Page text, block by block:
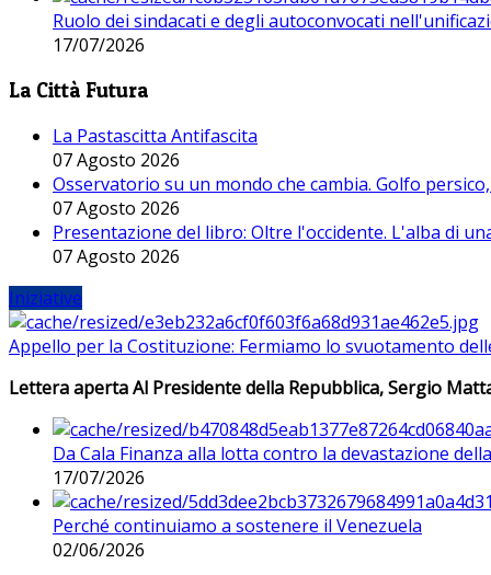
Ruolo dei sindacati e degli autoconvocati
17/07/2026
La Città Futura
La Pastascitta Antifascita
07 Agosto 2026
Osservatorio su un mondo che cambia. Golfo
07 Agosto 2026
Presentazione del libro: Oltre l'occidente. L'alba di
07 Agosto 2026
Iniziative
Appello per la Costituzione: Fermiamo lo svuotamento
Lettera aperta Al Presidente della Repubblica, Sergio
Da Cala Finanza alla lotta contro la devastazione
17/07/2026
Perché continuiamo a sostenere il Venezuela
02/06/2026